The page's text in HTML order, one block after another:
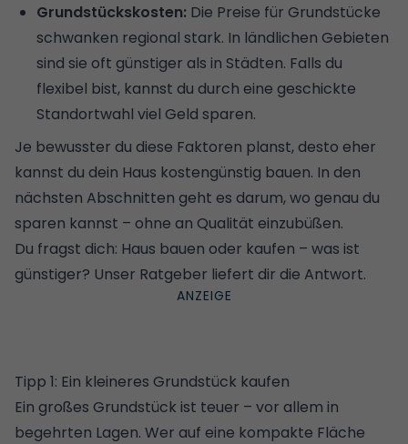
Grundstückskosten: Die Preise für Grundstücke
schwanken regional stark. In ländlichen Gebieten
sind sie oft günstiger als in Städten. Falls du
flexibel bist, kannst du durch eine geschickte
Standortwahl viel Geld sparen.
Je bewusster du diese Faktoren planst, desto eher
kannst du dein Haus kostengünstig bauen. In den
nächsten Abschnitten geht es darum, wo genau du
sparen kannst – ohne an Qualität einzubüßen.
Du fragst dich: Haus bauen oder kaufen – was ist
günstiger? Unser Ratgeber liefert dir die Antwort.
Tipp 1: Ein kleineres Grundstück kaufen
Ein großes Grundstück ist teuer – vor allem in
begehrten Lagen. Wer auf eine kompakte Fläche